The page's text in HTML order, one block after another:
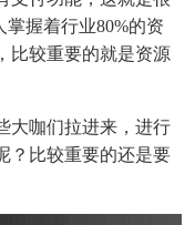
握着行业80%的资
比较重要的就是资源
咖们拉进来，进行
？比较重要的还是要